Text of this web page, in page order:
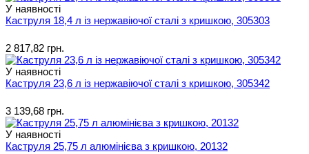
У наявності
Каструля 18,4 л із нержавіючої сталі з кришкою, 305303
2 817,82 грн.
У наявності
Каструля 23,6 л із нержавіючої сталі з кришкою, 305342
3 139,68 грн.
У наявності
Каструля 25,75 л алюмінієва з кришкою, 20132